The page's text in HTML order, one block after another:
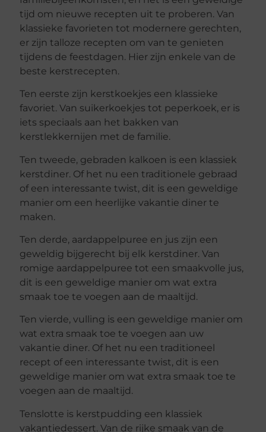
tijd om nieuwe recepten uit te proberen. Van
klassieke favorieten tot modernere gerechten,
er zijn talloze recepten om van te genieten
tijdens de feestdagen. Hier zijn enkele van de
beste kerstrecepten.
Ten eerste zijn kerstkoekjes een klassieke
favoriet. Van suikerkoekjes tot peperkoek, er is
iets speciaals aan het bakken van
kerstlekkernijen met de familie.
Ten tweede, gebraden kalkoen is een klassiek
kerstdiner. Of het nu een traditionele gebraad
of een interessante twist, dit is een geweldige
manier om een heerlijke vakantie diner te
maken.
Ten derde, aardappelpuree en jus zijn een
geweldig bijgerecht bij elk kerstdiner. Van
romige aardappelpuree tot een smaakvolle jus,
dit is een geweldige manier om wat extra
smaak toe te voegen aan de maaltijd.
Ten vierde, vulling is een geweldige manier om
wat extra smaak toe te voegen aan uw
vakantie diner. Of het nu een traditioneel
recept of een interessante twist, dit is een
geweldige manier om wat extra smaak toe te
voegen aan de maaltijd.
Tenslotte is kerstpudding een klassiek
vakantiedessert. Van de rijke smaak van de